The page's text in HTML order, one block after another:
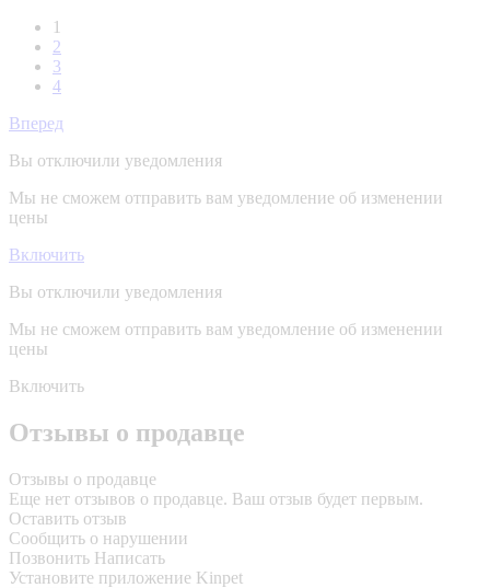
1
2
3
4
Вперед
Вы отключили уведомления
Мы не сможем отправить вам уведомление об изменении
цены
Включить
Вы отключили уведомления
Мы не сможем отправить вам уведомление об изменении
цены
Включить
Отзывы о продавце
Отзывы о продавце
Еще нет отзывов о продавце. Ваш отзыв будет первым.
Оставить отзыв
Сообщить о нарушении
Позвонить Написать
Установите приложение Kinpet